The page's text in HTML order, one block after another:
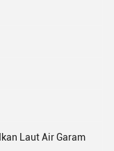
Laut Air Garam